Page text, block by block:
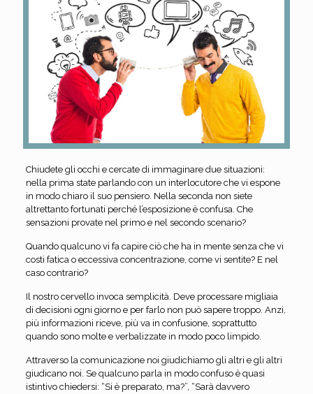
Chiudete gli occhi e cercate di immaginare due situazioni:
nella prima state parlando con un interlocutore che vi espone
in modo chiaro il suo pensiero. Nella seconda non siete
altrettanto fortunati perché l’esposizione è confusa. Che
sensazioni provate nel primo e nel secondo scenario?
Quando qualcuno vi fa capire ciò che ha in mente senza che vi
costi fatica o eccessiva concentrazione, come vi sentite? E nel
caso contrario?
Il nostro cervello invoca semplicità. Deve processare migliaia
di decisioni ogni giorno e per farlo non può sapere troppo. Anzi,
più informazioni riceve, più va in confusione, soprattutto
quando sono molte e verbalizzate in modo poco limpido.
Attraverso la comunicazione noi giudichiamo gli altri e gli altri
giudicano noi. Se qualcuno parla in modo confuso è quasi
istintivo chiedersi: “Si è preparato, ma?”, “Sarà davvero